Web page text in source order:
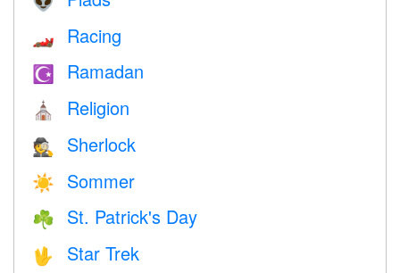
🏎 Racing
☪️ Ramadan
⛪️ Religion
🕵️ Sherlock
☀️ Sommer
☘️ St. Patrick's Day
🖖 Star Trek